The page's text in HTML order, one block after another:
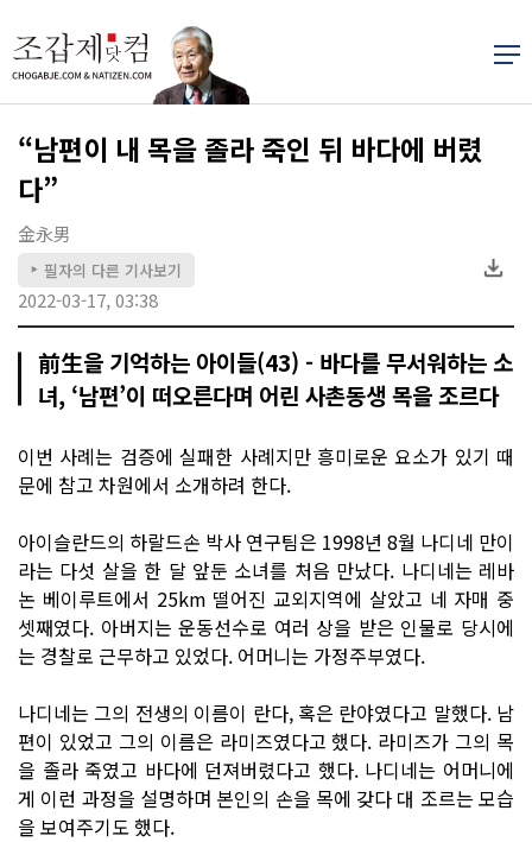
“남편이 내 목을 졸라 죽인 뒤 바다에 버렸
다”
金永男
▶ 필자의 다른 기사보기
2022-03-17, 03:38
前生을 기억하는 아이들(43) - 바다를 무서워하는 소
녀, ‘남편’이 떠오른다며 어린 사촌동생 목을 조르다
이번 사례는 검증에 실패한 사례지만 흥미로운 요소가 있기 때
문에 참고 차원에서 소개하려 한다.
아이슬란드의 하랄드손 박사 연구팀은 1998년 8월 나디네 만이
라는 다섯 살을 한 달 앞둔 소녀를 처음 만났다. 나디네는 레바
논 베이루트에서 25km 떨어진 교외지역에 살았고 네 자매 중
셋째였다. 아버지는 운동선수로 여러 상을 받은 인물로 당시에
는 경찰로 근무하고 있었다. 어머니는 가정주부였다.
나디네는 그의 전생의 이름이 란다, 혹은 란야였다고 말했다. 남
편이 있었고 그의 이름은 라미즈였다고 했다. 라미즈가 그의 목
을 졸라 죽였고 바다에 던져버렸다고 했다. 나디네는 어머니에
게 이런 과정을 설명하며 본인의 손을 목에 갖다 대 조르는 모습
을 보여주기도 했다.